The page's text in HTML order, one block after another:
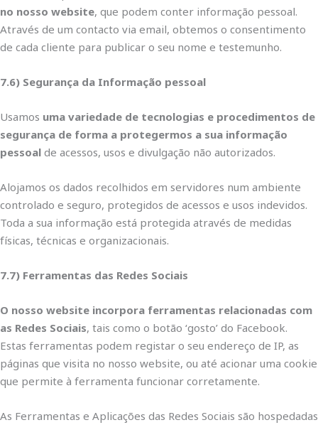
no nosso website, que podem conter informação pessoal.
Através de um contacto via email, obtemos o consentimento
de cada cliente para publicar o seu nome e testemunho.
7.6) Segurança da Informação pessoal
Usamos uma variedade de tecnologias e procedimentos de
segurança de forma a protegermos a sua informação
pessoal de acessos, usos e divulgação não autorizados.
Alojamos os dados recolhidos em servidores num ambiente
controlado e seguro, protegidos de acessos e usos indevidos.
Toda a sua informação está protegida através de medidas
físicas, técnicas e organizacionais.
7.7) Ferramentas das Redes Sociais
O nosso website incorpora ferramentas relacionadas com
as Redes Sociais, tais como o botão ‘gosto’ do Facebook.
Estas ferramentas podem registar o seu endereço de IP, as
páginas que visita no nosso website, ou até acionar uma cookie
que permite à ferramenta funcionar corretamente.
As Ferramentas e Aplicações das Redes Sociais são hospedadas